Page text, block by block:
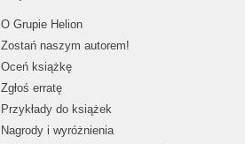
O Grupie Helion
Zostań naszym autorem!
Oceń książkę
Zgłoś erratę
Przykłady do książek
Nagrody i wyróżnienia